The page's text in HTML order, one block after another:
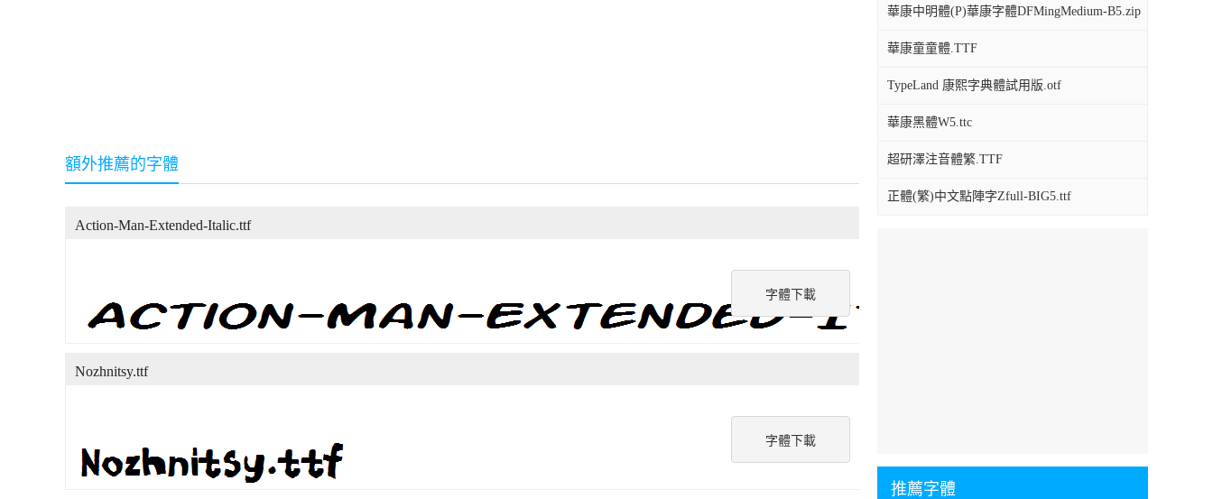
華康中明體(P)華康字體DFMingMedium-B5.zip
華康童童體.TTF
TypeLand 康熙字典體試用版.otf
華康黑體W5.ttc
超研澤注音體繁.TTF
正體(繁)中文點陣字Zfull-BIG5.ttf
推薦字體
額外推薦的字體
字體下載
Action-Man-Extended-Italic.ttf
字體下載
Nozhnitsy.ttf